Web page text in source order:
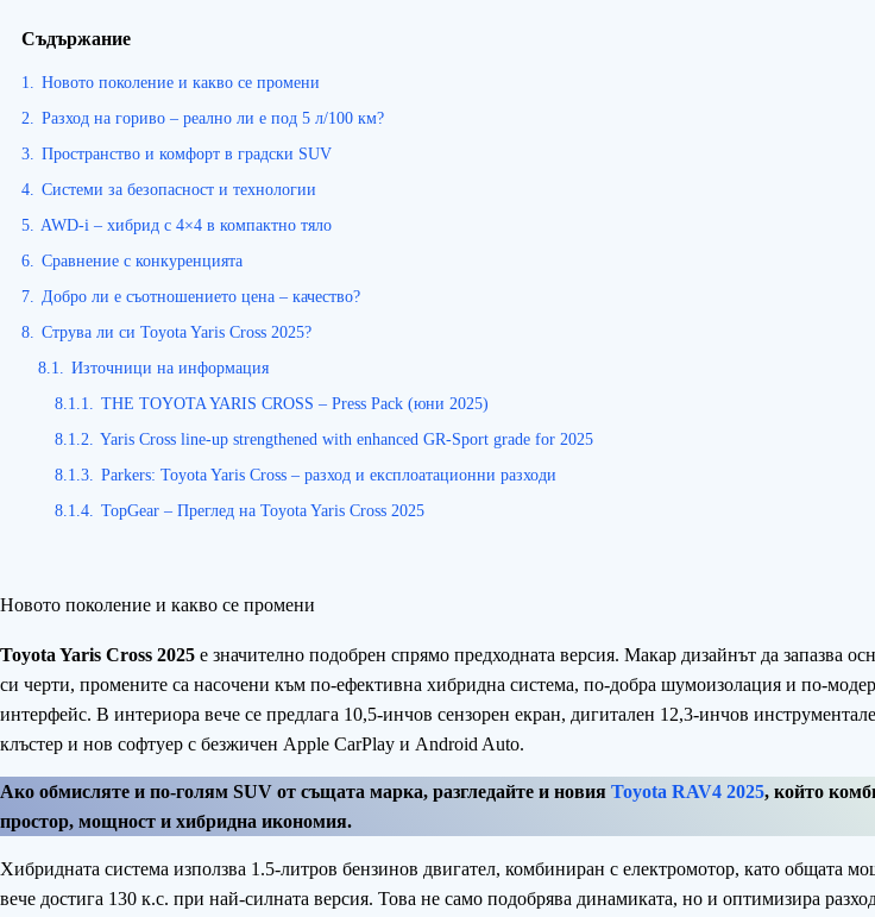
Съдържание
1. Новото поколение и какво се промени
2. Разход на гориво – реално ли е под 5 л/100 км?
3. Пространство и комфорт в градски SUV
4. Системи за безопасност и технологии
5. AWD-i – хибрид с 4×4 в компактно тяло
6. Сравнение с конкуренцията
7. Добро ли е съотношението цена – качество?
8. Струва ли си Toyota Yaris Cross 2025?
8.1. Източници на информация
8.1.1. THE TOYOTA YARIS CROSS – Press Pack (юни 2025)
8.1.2. Yaris Cross line-up strengthened with enhanced GR-Sport grade for 2025
8.1.3. Parkers: Toyota Yaris Cross – разход и експлоатационни разходи
8.1.4. TopGear – Преглед на Toyota Yaris Cross 2025
Новото поколение и какво се промени
Toyota Yaris Cross 2025 е значително подобрен спрямо предходната версия. Макар дизайнът да запазва
си черти, промените са насочени към по-ефективна хибридна система, по-добра шумоизолация и по-
интерфейс. В интериора вече се предлага 10,5-инчов сензорен екран, дигитален 12,3-инчов
клъстер и нов софтуер с безжичен Apple CarPlay и Android Auto.
Ако обмисляте и по-голям SUV от същата марка, разгледайте и новия Toyota RAV4 2025, който
простор, мощност и хибридна икономия.
Хибридната система използва 1.5-литров бензинов двигател, комбиниран с електромотор, като общата
вече достига 130 к.с. при най-силната версия. Това не само подобрява динамиката, но и оптимизира